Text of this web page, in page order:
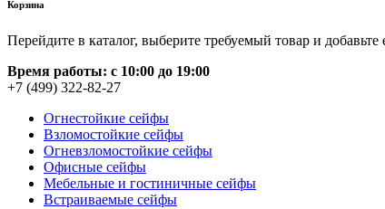
Корзина
Перейдите в каталог, выберите требуемый товар и добавьте
Время работы: c 10:00 до 19:00
+7 (499) 322-82-27
Огнестойкие сейфы
Взломостойкие сейфы
Огневзломостойкие сейфы
Офисные сейфы
Мебельные и гостиничные сейфы
Встраиваемые сейфы